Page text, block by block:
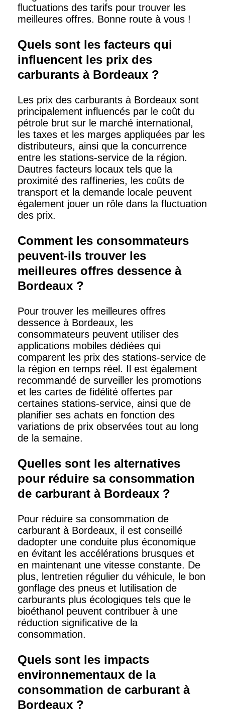
fluctuations des tarifs pour trouver les
meilleures offres. Bonne route à vous !
Quels sont les facteurs qui
influencent les prix des
carburants à Bordeaux ?
Les prix des carburants à Bordeaux sont
principalement influencés par le coût du
pétrole brut sur le marché international,
les taxes et les marges appliquées par les
distributeurs, ainsi que la concurrence
entre les stations-service de la région.
Dautres facteurs locaux tels que la
proximité des raffineries, les coûts de
transport et la demande locale peuvent
également jouer un rôle dans la fluctuation
des prix.
Comment les consommateurs
peuvent-ils trouver les
meilleures offres dessence à
Bordeaux ?
Pour trouver les meilleures offres
dessence à Bordeaux, les
consommateurs peuvent utiliser des
applications mobiles dédiées qui
comparent les prix des stations-service de
la région en temps réel. Il est également
recommandé de surveiller les promotions
et les cartes de fidélité offertes par
certaines stations-service, ainsi que de
planifier ses achats en fonction des
variations de prix observées tout au long
de la semaine.
Quelles sont les alternatives
pour réduire sa consommation
de carburant à Bordeaux ?
Pour réduire sa consommation de
carburant à Bordeaux, il est conseillé
dadopter une conduite plus économique
en évitant les accélérations brusques et
en maintenant une vitesse constante. De
plus, lentretien régulier du véhicule, le bon
gonflage des pneus et lutilisation de
carburants plus écologiques tels que le
bioéthanol peuvent contribuer à une
réduction significative de la
consommation.
Quels sont les impacts
environnementaux de la
consommation de carburant à
Bordeaux ?